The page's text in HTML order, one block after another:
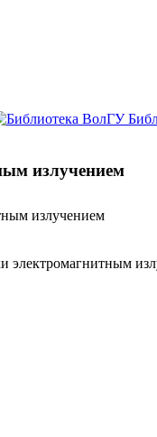
излучением
излучением